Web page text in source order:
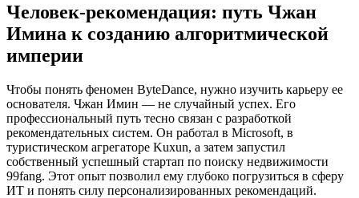
Человек-рекомендация: путь Чжан
Имина к созданию алгоритмической
империи
Чтобы понять феномен ByteDance, нужно изучить карьеру ее
основателя. Чжан Имин — не случайный успех. Его
профессиональный путь тесно связан с разработкой
рекомендательных систем. Он работал в Microsoft, в
туристическом агрегаторе Kuxun, а затем запустил
собственный успешный стартап по поиску недвижимости
99fang. Этот опыт позволил ему глубоко погрузиться в сферу
ИТ и понять силу персонализированных рекомендаций.